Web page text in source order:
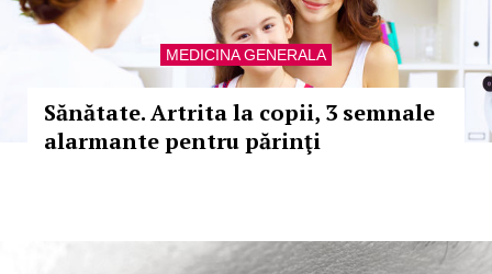
MEDICINA GENERALA
Sănătate. Artrita la copii, 3 semnale
alarmante pentru părinţi